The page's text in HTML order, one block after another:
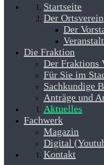
Startseite
Der Ortsverein
Der
Die Fraktion
Der Fraktions
Für Sie im
Sachkundige
Anträge und
Aktuelles
Fachwerk
Magazin
Digital
Kontakt